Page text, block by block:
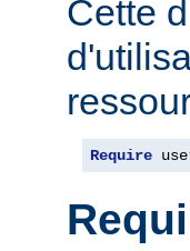
Cette
Require